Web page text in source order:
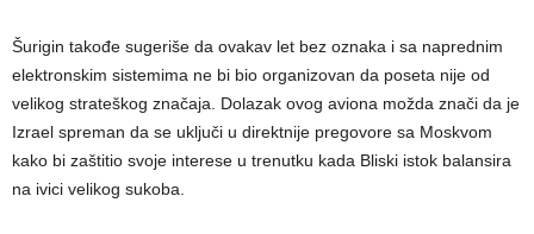
Šurigin takođe sugeriše da ovakav let bez oznaka i sa naprednim
elektronskim sistemima ne bi bio organizovan da poseta nije od
velikog strateškog značaja. Dolazak ovog aviona možda znači da je
Izrael spreman da se uključi u direktnije pregovore sa Moskvom
kako bi zaštitio svoje interese u trenutku kada Bliski istok balansira
na ivici velikog sukoba.